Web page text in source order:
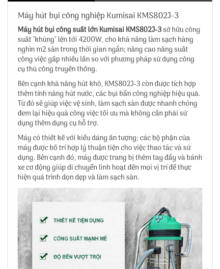
Máy hút bụi công nghiệp Kumisai KMS802J-3
Máy hút bụi công suất lớn Kumisai KMS802J-3sở hữu công
suất "khủng" lên tới 4200W, cho khả năng làm sạch hàng
nghìn m2 sàn trong thời gian ngắn; nâng cao năng suất
công việc gấp nhiều lần so với phương pháp sử dụng công
cụ thủ công truyền thống.
Bên cạnh khả năng hút khô, KMS802J-3 còn được tích hợp
thêm tính năng hút nước, các bụi bẩn công nghiệp hiệu quả.
Từ đó sẽ giúp việc vệ sinh, làm sạch sàn được nhanh chóng
đem lại hiệu quả công việc tối ưu mà không cần phải sử
dụng thêm dụng cụ hỗ trợ.
Máy có thiết kế với kiểu dáng ấn tượng; các bộ phận của
máy được bố trí hợp lý thuận tiện cho việc thao tác và sử
dụng. Bên cạnh đó, máy được trang bị thêm tay đẩy và bánh
xe cơ động giúp di chuyển linh hoạt đến mọi vị trí để thực
hiện quá trình dọn dẹp và làm sạch sàn.